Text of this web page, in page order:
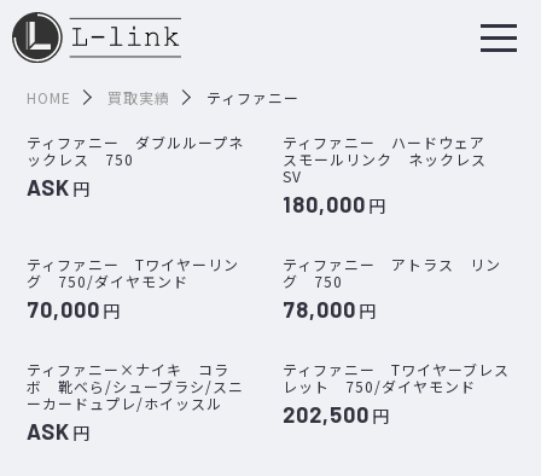
HOME 買取実績 ティファニー
ティファニー ダブルループネ
ックレス 750
ASK 円
ティファニー ハードウェア
スモールリンク ネックレス
SV
180,000 円
ティファニー Tワイヤーリン
グ 750/ダイヤモンド
70,000 円
ティファニー アトラス リン
グ 750
78,000 円
ティファニー×ナイキ コラ
ボ 靴べら/シューブラシ/スニ
ーカードュプレ/ホイッスル
ASK 円
ティファニー Tワイヤーブレス
レット 750/ダイヤモンド
202,500 円